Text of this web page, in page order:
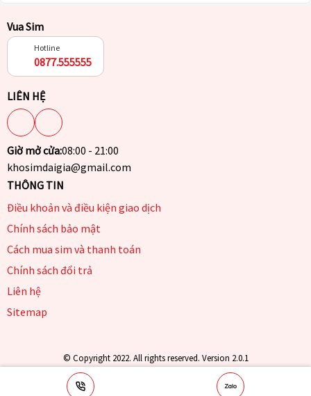
Vua Sim
Hotline
0877.555555
LIÊN HỆ
Giờ mở cửa:08:00 - 21:00
khosimdaigia@gmail.com
THÔNG TIN
Điều khoản và điều kiện giao dịch
Chính sách bảo mật
Cách mua sim và thanh toán
Chính sách đổi trả
Liên hệ
Sitemap
© Copyright 2022. All rights reserved. Version 2.0.1